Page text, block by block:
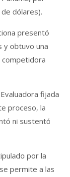
dólares).
presentó
y obtuvo una
fijada
proceso, la
ni sustentó
por la
permite a las